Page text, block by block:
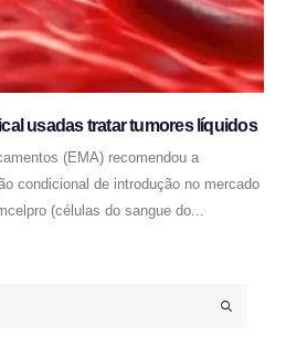
usadas tratar tumores líquidos
(EMA) recomendou a
condicional de introdução no mercado
(células do sangue do...